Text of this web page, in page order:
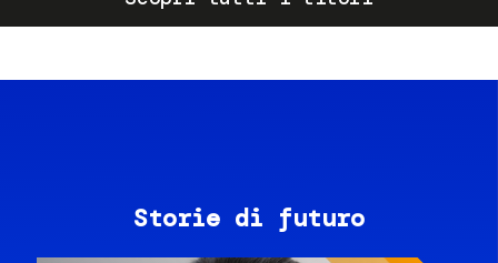
Storie di futuro